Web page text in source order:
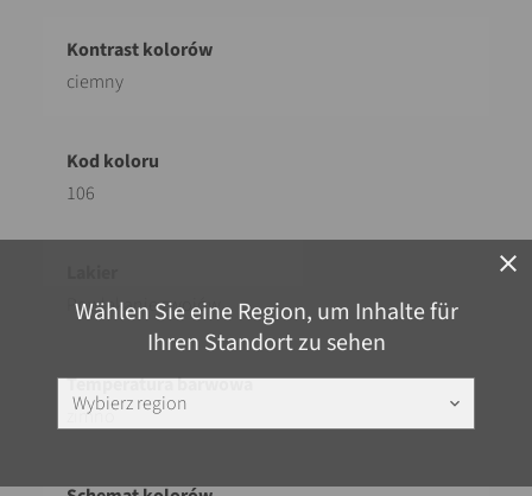
close
Wählen Sie eine Region, um Inhalte für
Ihren Standort zu sehen
Wybierz region keyboard_arrow_down
ciemny
106
Powlekanie zwojów
zimno